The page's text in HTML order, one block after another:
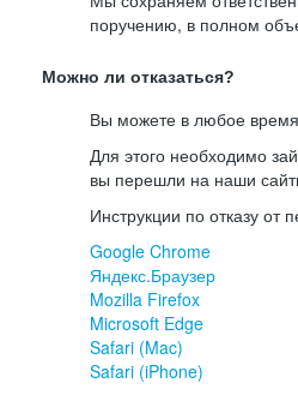
поручению, в полном
Можно ли отказаться?
Вы можете в любое
Для этого необходимо
вы перешли на наши
Инструкции по отказу от
Google Chrome
Яндекс.Браузер
Mozilla Firefox
Microsoft Edge
Safari (Mac)
Safari (iPhone)